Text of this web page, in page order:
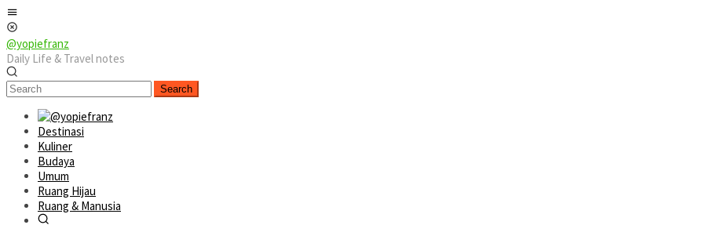
Skip
to
content
@yopiefranz
Daily Life & Travel notes
Search
Destinasi
Kuliner
Budaya
Umum
Ruang Hijau
Ruang & Manusia